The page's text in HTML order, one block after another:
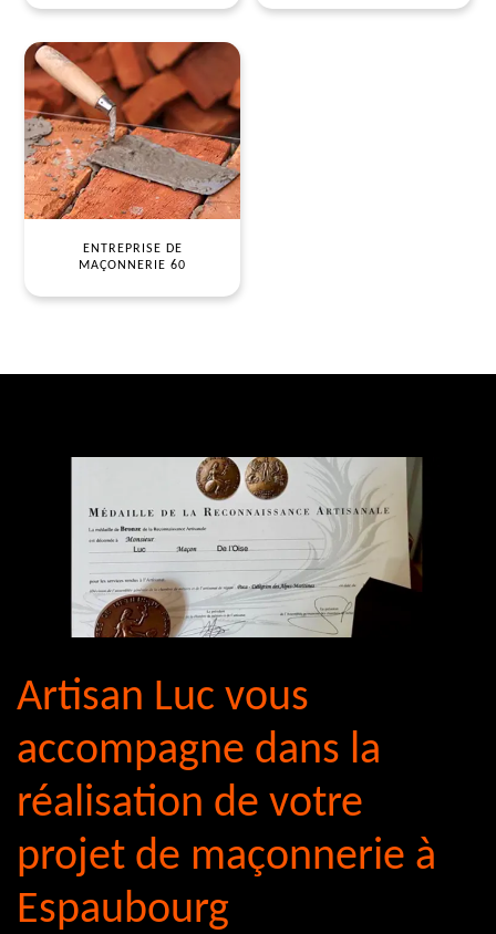
ENTREPRISE DE
MAÇONNERIE 60
Artisan Luc vous
accompagne dans la
réalisation de votre
projet de maçonnerie à
Espaubourg